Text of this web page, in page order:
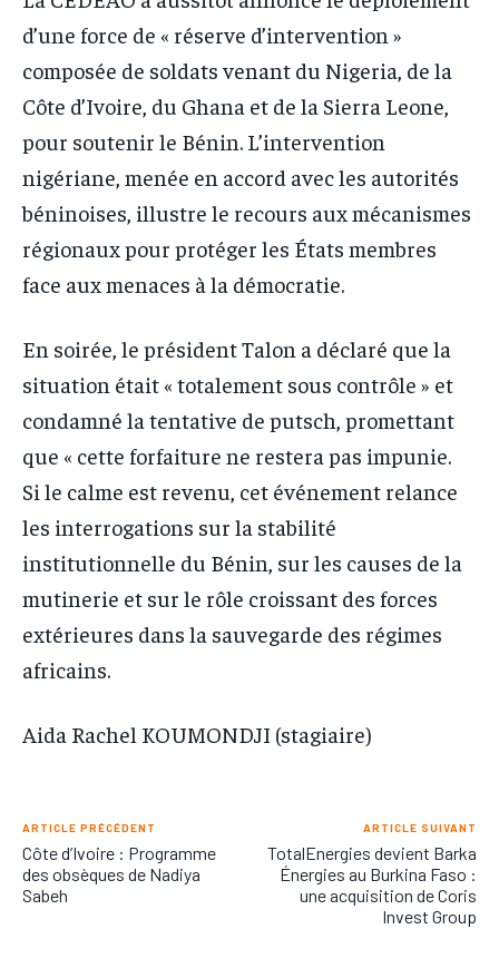
d’une force de « réserve d’intervention »
composée de soldats venant du Nigeria, de la
Côte d’Ivoire, du Ghana et de la Sierra Leone,
pour soutenir le Bénin. L’intervention
nigériane, menée en accord avec les autorités
béninoises, illustre le recours aux mécanismes
régionaux pour protéger les États membres
face aux menaces à la démocratie.
En soirée, le président Talon a déclaré que la
situation était « totalement sous contrôle » et
condamné la tentative de putsch, promettant
que « cette forfaiture ne restera pas impunie.
Si le calme est revenu, cet événement relance
les interrogations sur la stabilité
institutionnelle du Bénin, sur les causes de la
mutinerie et sur le rôle croissant des forces
extérieures dans la sauvegarde des régimes
africains.
Aida Rachel KOUMONDJI (stagiaire)
ARTICLE PRÉCÉDENT
Côte d’Ivoire : Programme
des obsèques de Nadiya
Sabeh
ARTICLE SUIVANT
TotalEnergies devient Barka
Énergies au Burkina Faso :
une acquisition de Coris
Invest Group